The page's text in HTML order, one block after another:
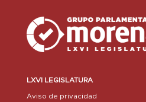
LXVI LEGISLATURA
Aviso de privacidad